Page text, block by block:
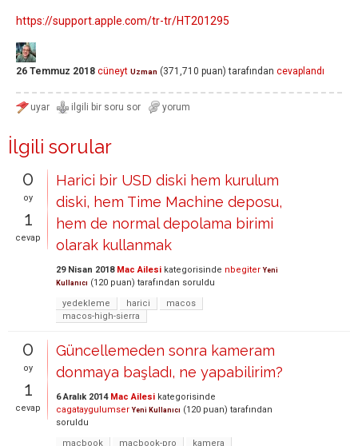
https://support.apple.com/tr-tr/HT201295
26 Temmuz 2018 cüneyt Uzman (371,710 puan) tarafından cevaplandı
İlgili sorular
0
oy
1
cevap
Harici bir USD diski hem kurulum
diski, hem Time Machine deposu,
hem de normal depolama birimi
olarak kullanmak
29 Nisan 2018 Mac Ailesi kategorisinde nbegiter Yeni
Kullanıcı (120 puan) tarafından soruldu
yedekleme
harici
macos
macos-high-sierra
0
oy
1
cevap
Güncellemeden sonra kameram
donmaya başladı, ne yapabilirim?
6 Aralık 2014 Mac Ailesi kategorisinde
cagataygulumser Yeni Kullanıcı (120 puan) tarafından
soruldu
macbook
macbook-pro kamera